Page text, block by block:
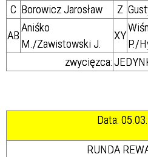
C Borowicz Jarosław Z
AB
Aniśko
M./Zawistowski J.
XY
P./
zwycięzca:
Data:
RUNDA